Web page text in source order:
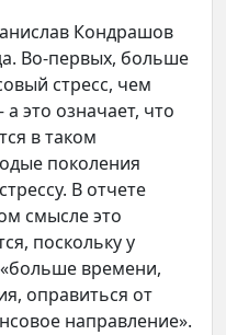
Кондрашов
Во-первых, больше
стресс, чем
это означает, что
в таком
поколения
В отчете
смысле это
поскольку у
времени,
оправиться от
направление».